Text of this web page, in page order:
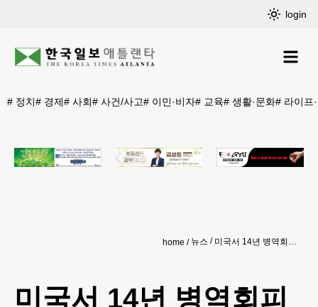
login
# 정치# 경제# 사회# 사건/사고# 이민·비자# 교육# 생활·문화# 라이프
home 뉴스 미국서 14년 병역회피 한인 처벌
미국서 14년 병역회피